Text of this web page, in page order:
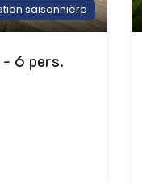
saisonnière
- 6 pers.